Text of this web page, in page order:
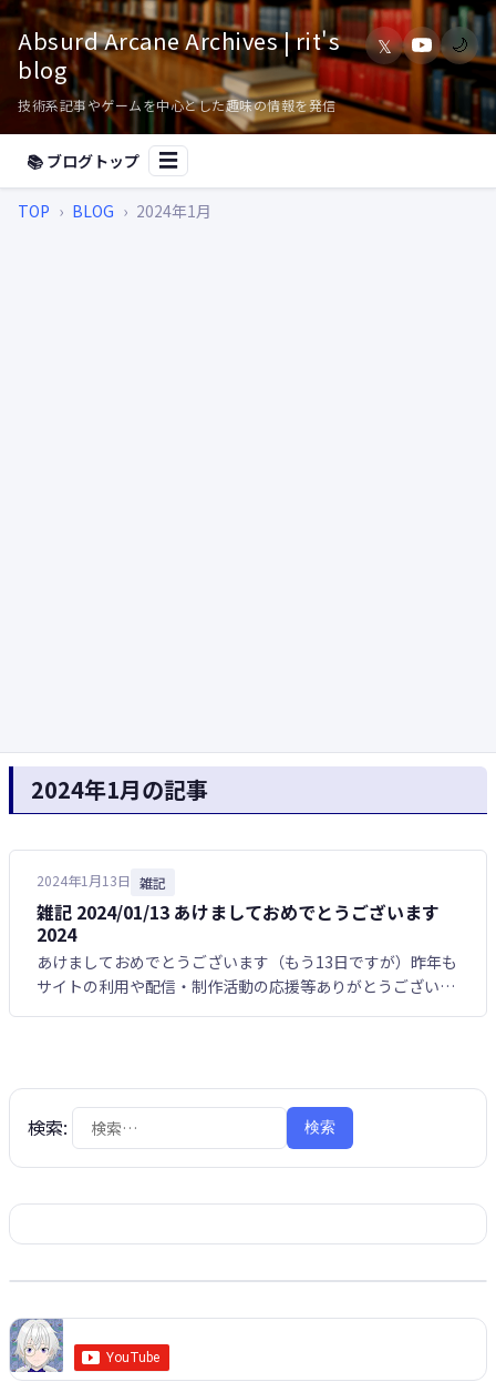
Absurd Arcane Archives | rit's
blog
技術系記事やゲームを中心とした趣味の情報を発信
𝕏 🌙
📚 ブログトップ ☰
TOP › BLOG › 2024年1月
2024年1月の記事
2024年1月13日 雑記
雑記 2024/01/13 あけましておめでとうございます
2024
あけましておめでとうございます（もう13日ですが）昨年も
サイトの利用や配信・制作活動の応援等ありがとうございま
した。せっかくなので2023年の振り返りと2024年の目標に
検索: